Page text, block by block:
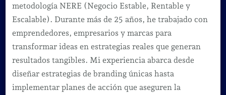
metodología NERE (Negocio Estable, Rentable y
Escalable). Durante más de 25 años, he trabajado con
emprendedores, empresarios y marcas para
transformar ideas en estrategias reales que generan
resultados tangibles. Mi experiencia abarca desde
diseñar estrategias de branding únicas hasta
implementar planes de acción que aseguren la